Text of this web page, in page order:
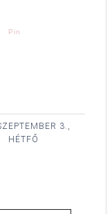
Pin
3.,
HÉTFŐ